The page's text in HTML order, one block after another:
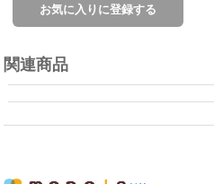
関連商品